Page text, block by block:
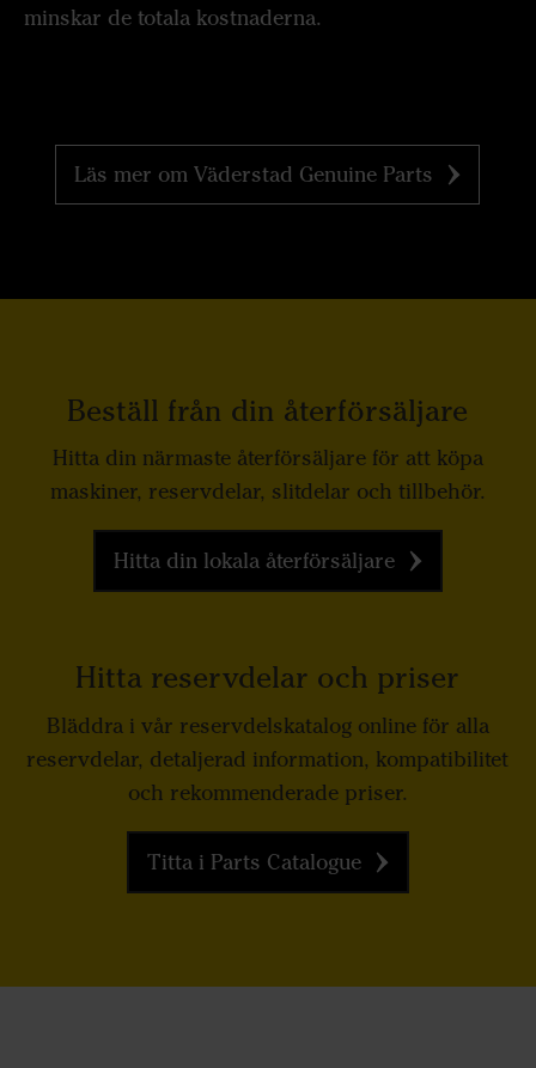
minskar de totala kostnaderna.
Läs mer om Väderstad Genuine Parts
Beställ från din återförsäljare
Hitta din närmaste återförsäljare för att köpa
maskiner, reservdelar, slitdelar och tillbehör.
Hitta din lokala återförsäljare
Hitta reservdelar och priser
Bläddra i vår reservdelskatalog online för alla
reservdelar, detaljerad information, kompatibilitet
och rekommenderade priser.
Titta i Parts Catalogue